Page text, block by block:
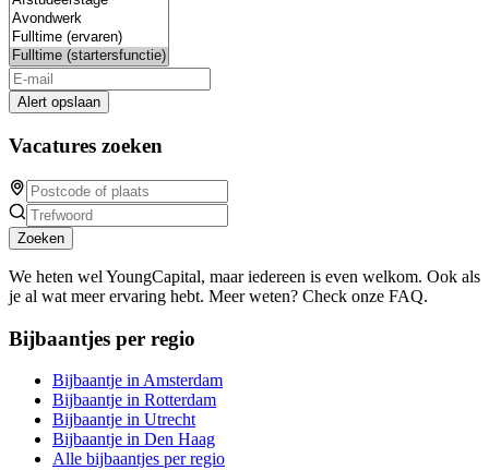
Alert opslaan
Vacatures zoeken
Zoeken
We heten wel YoungCapital, maar iedereen is even welkom. Ook als
je al wat meer ervaring hebt. Meer weten? Check onze FAQ.
Bijbaantjes per regio
Bijbaantje in Amsterdam
Bijbaantje in Rotterdam
Bijbaantje in Utrecht
Bijbaantje in Den Haag
Alle bijbaantjes per regio